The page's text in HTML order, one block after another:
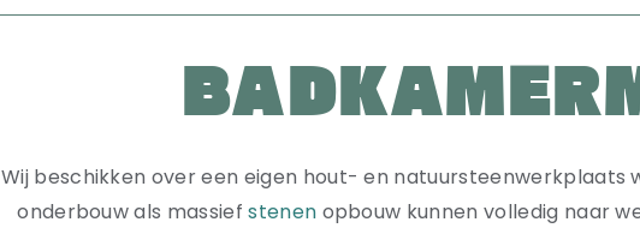
Wij beschikken over een eigen hout- en natuursteenwerkplaats
onderbouw als massiefstenen opbouw kunnen volledig naar